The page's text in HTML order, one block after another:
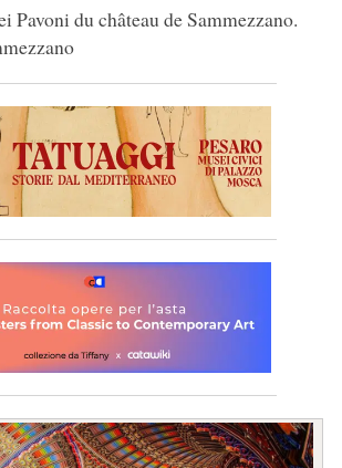
Pavoni du château de Sammezzano.